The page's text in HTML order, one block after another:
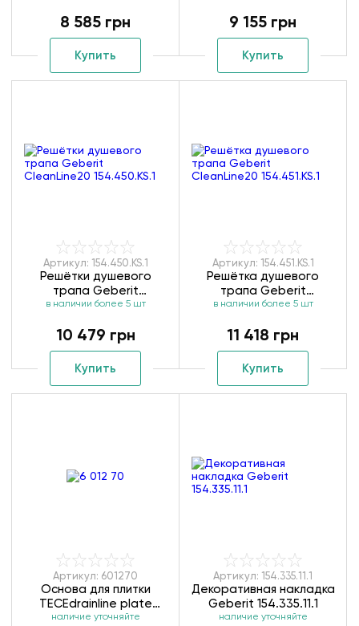
8 585 грн
Купить
9 155 грн
Купить
Артикул: 154.450.KS.1
Решётки душевого
трапа Geberit
CleanLine20 154.450.KS.1
в наличии более 5 шт
10 479 грн
Купить
Артикул: 154.451.KS.1
Решётка душевого
трапа Geberit
CleanLine20 154.451.KS.1
в наличии более 5 шт
11 418 грн
Купить
Артикул: 601270
Основа для плитки
ТЕСЕdrainlinе plate
601270
наличие уточняйте
Артикул: 154.335.11.1
Декоративная накладка
Geberit 154.335.11.1
наличие уточняйте